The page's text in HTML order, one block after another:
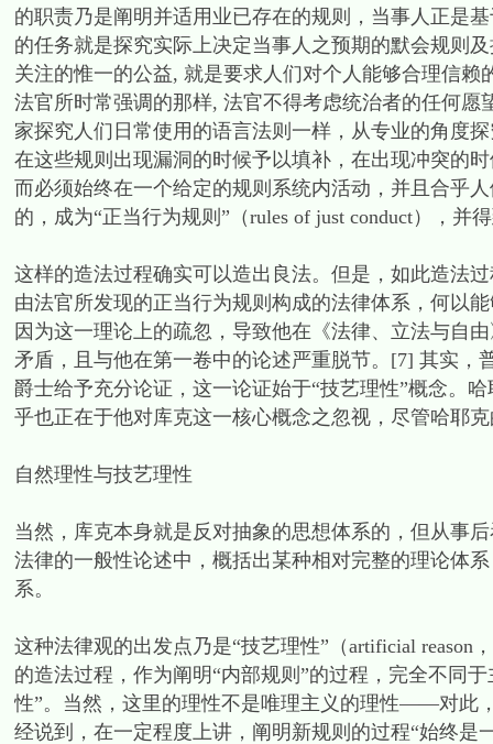
的职责乃是阐明并适用业已存在的规则，当事人正是
的任务就是探究实际上决定当事人之预期的默会规则
关注的惟一的公益, 就是要求人们对个人能够合理信
法官所时常强调的那样, 法官不得考虑统治者的任何愿
家探究人们日常使用的语言法则一样，从专业的角度
在这些规则出现漏洞的时候予以填补，在出现冲突的
而必须始终在一个给定的规则系统内活动，并且合乎
的，成为“正当行为规则”（rules of just conduct），
这样的造法过程确实可以造出良法。但是，如此造法
由法官所发现的正当行为规则构成的法律体系，何以
因为这一理论上的疏忽，导致他在《法律、立法与自
矛盾，且与他在第一卷中的论述严重脱节。[7] 其实，
爵士给予充分论证，这一论证始于“技艺理性”概念。
乎也正在于他对库克这一核心概念之忽视，尽管哈耶
自然理性与技艺理性
当然，库克本身就是反对抽象的思想体系的，但从事
法律的一般性论述中，概括出某种相对完整的理论体
系。
这种法律观的出发点乃是“技艺理性”（artificial
的造法过程，作为阐明“内部规则”的过程，完全不同
性”。当然，这里的理性不是唯理主义的理性——对此
经说到，在一定程度上讲，阐明新规则的过程“始终是